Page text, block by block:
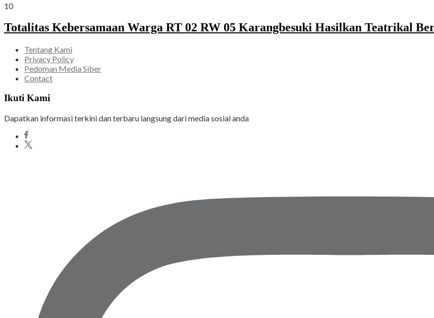
10
Totalitas Kebersamaan Warga RT 02 RW 05 Karangbesuki Hasilkan Teatrikal
Tentang Kami
Privacy Policy
Pedoman Media Siber
Contact
Ikuti Kami
Dapatkan informasi terkini dan terbaru langsung dari media sosial anda